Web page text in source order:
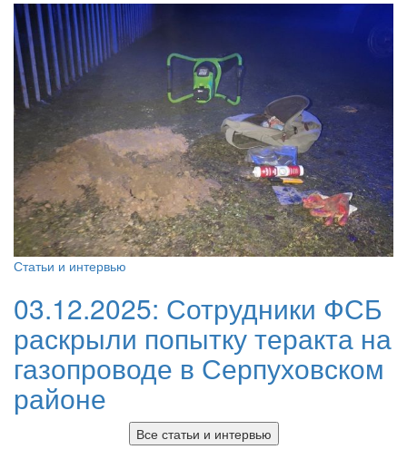
Статьи и интервью
03.12.2025: Сотрудники ФСБ
раскрыли попытку теракта на
газопроводе в Серпуховском
районе
Все статьи и интервью